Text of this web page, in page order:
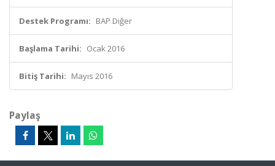
Destek Programı: BAP Diğer
Başlama Tarihi: Ocak 2016
Bitiş Tarihi: Mayıs 2016
Paylaş